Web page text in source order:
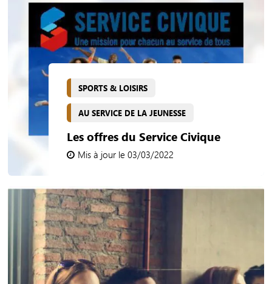
SPORTS & LOISIRS
AU SERVICE DE LA JEUNESSE
Les offres du Service Civique
Mis à jour le 03/03/2022